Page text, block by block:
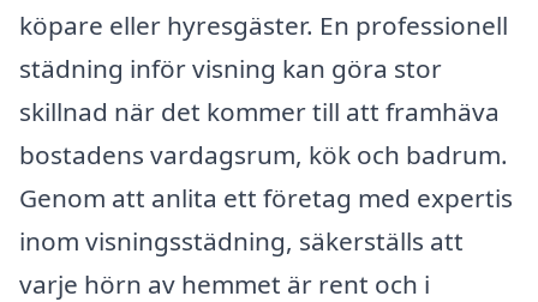
köpare eller hyresgäster. En professionell
städning inför visning kan göra stor
skillnad när det kommer till att framhäva
bostadens vardagsrum, kök och badrum.
Genom att anlita ett företag med expertis
inom visningsstädning, säkerställs att
varje hörn av hemmet är rent och i